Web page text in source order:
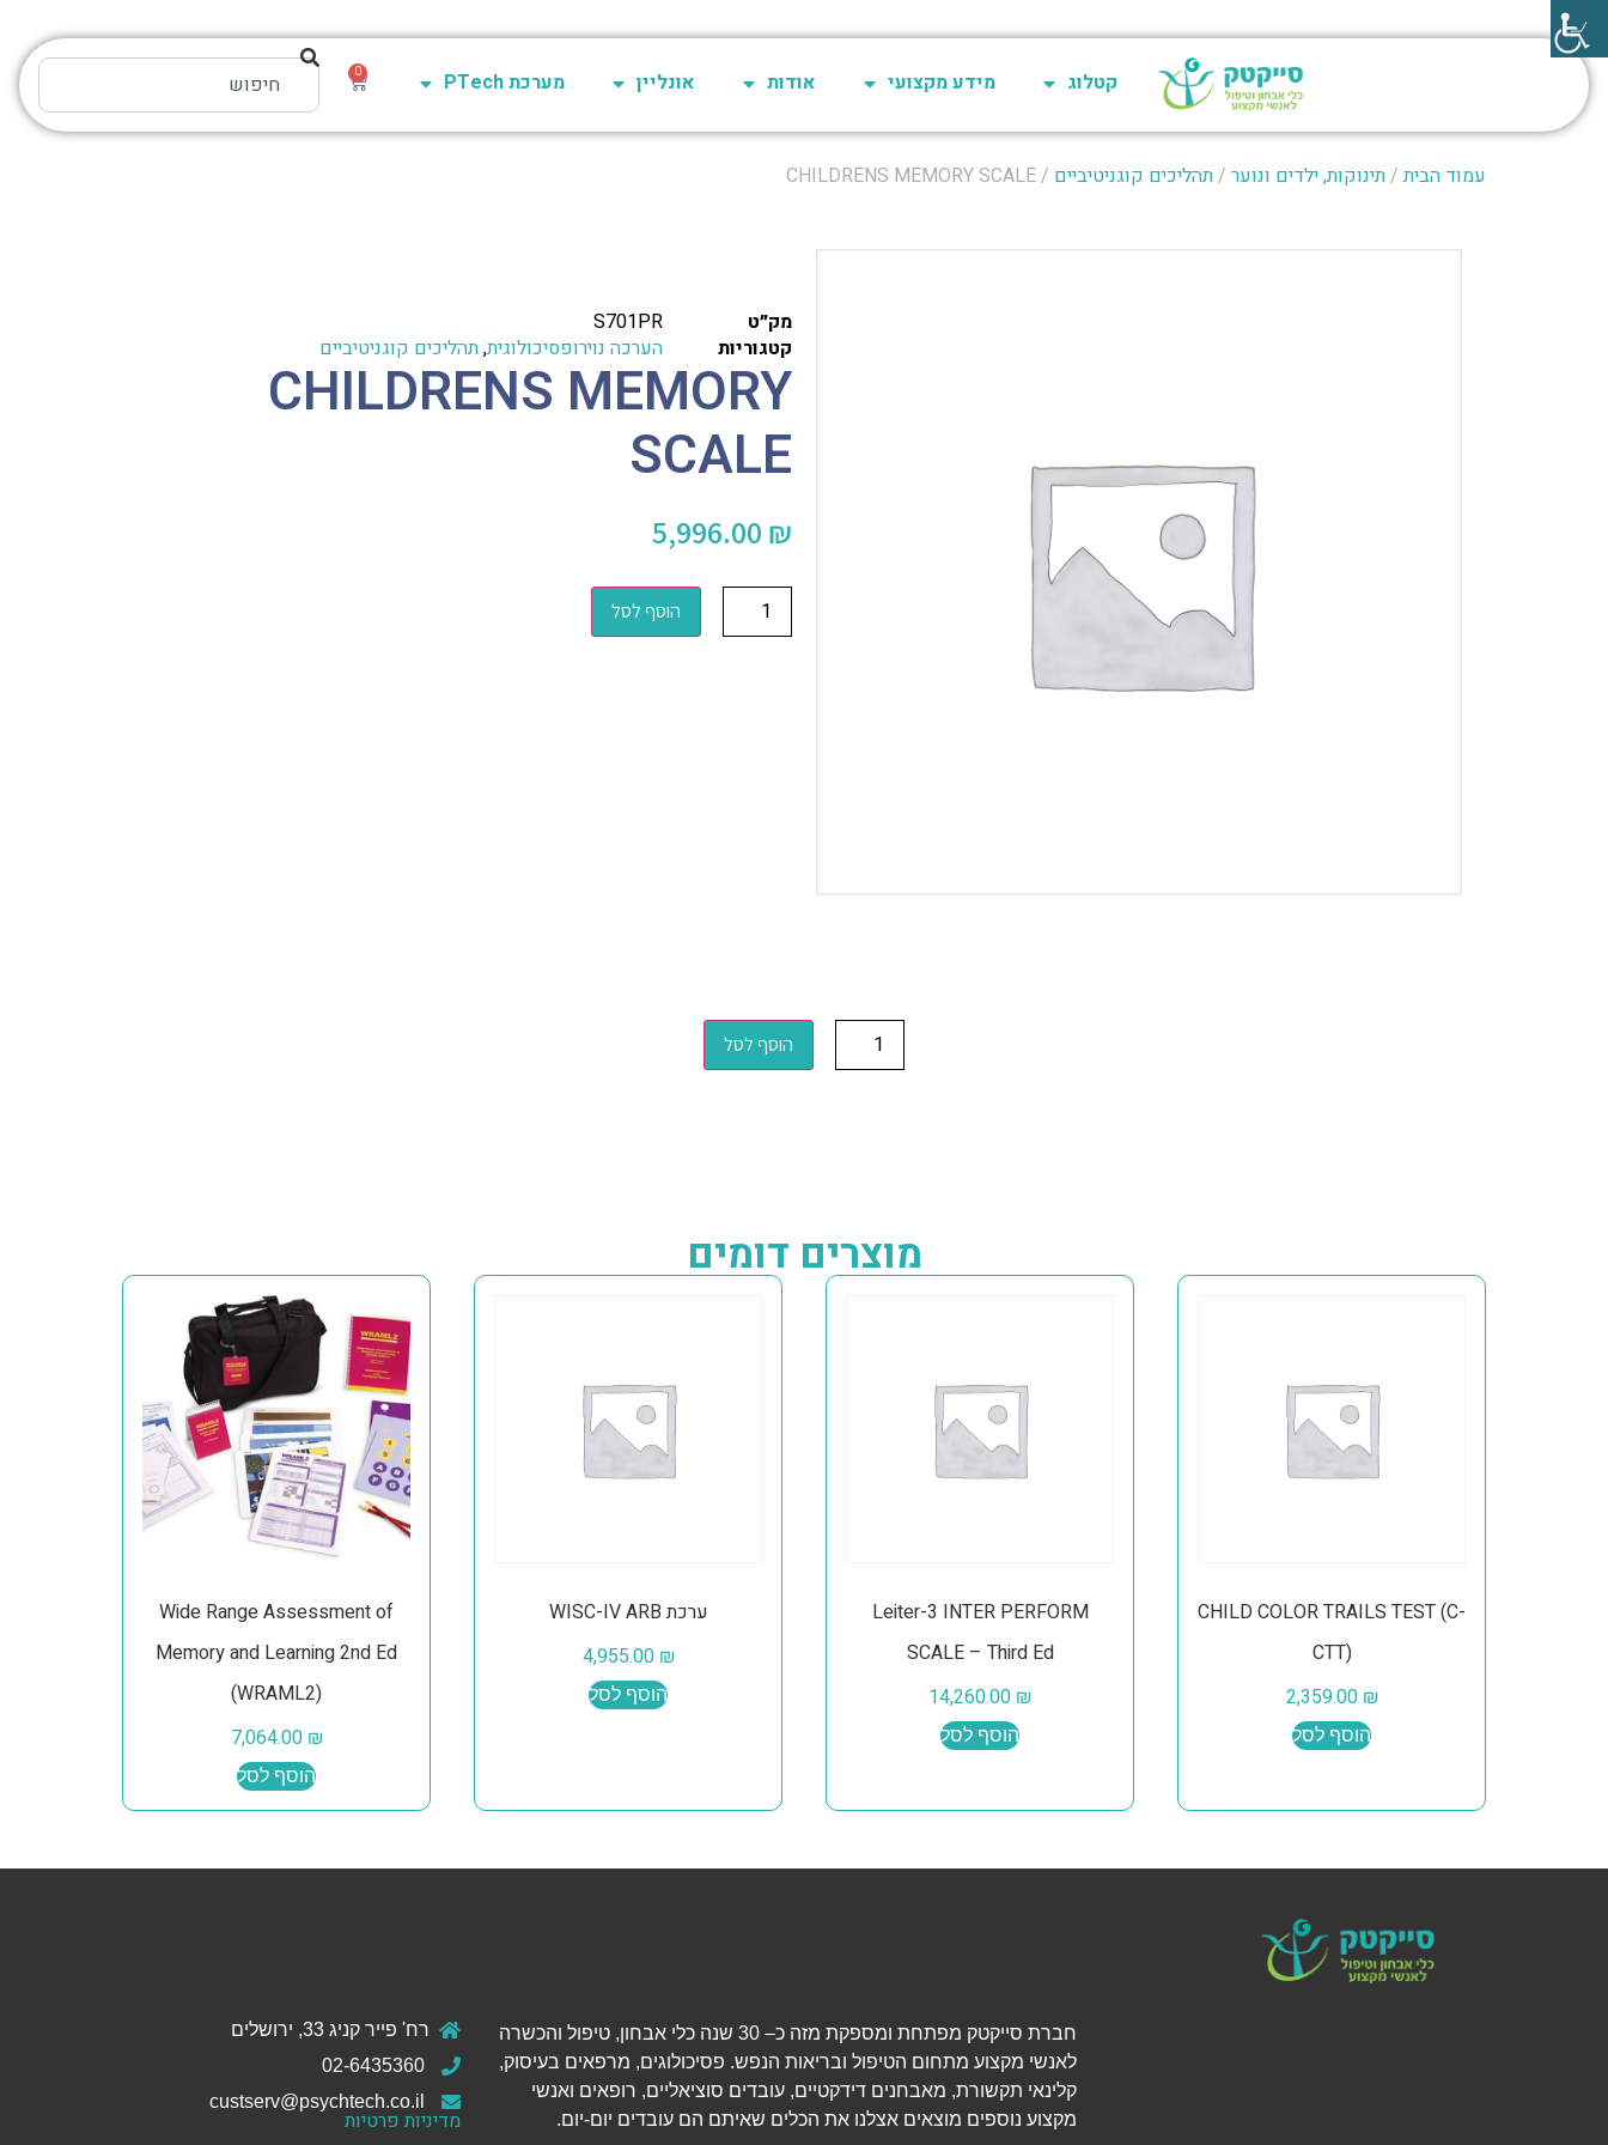
0 קטלוג מידע מקצועי אודות אונליין מערכת PTech
עמוד הבית/תינוקות, ילדים ונוער /תהליכים קוגניטיביים / CHILDRENS MEMORY SCALE
מק״ט
S701PR
קטגוריות
הערכה נוירופסיכולוגית,תהליכים קוגניטיביים
CHILDRENS MEMORY
SCALE
5,996.00 ₪
הוסף לסל
הוסף לסל
מוצרים דומים
CHILD COLOR TRAILS TEST (C-
CTT)
2,359.00 ₪
הוסף לסל
Leiter-3 INTER PERFORM
SCALE – Third Ed
14,260.00 ₪
הוסף לסל
ערכת WISC-IV ARB
4,955.00 ₪
הוסף לסל
Wide Range Assessment of
Memory and Learning 2nd Ed
(WRAML2)
7,064.00 ₪
הוסף לסל
רח' פייר קניג 33, ירושלים
מדיניות פרטיות
חברת סייקטק מפתחת ומספקת מזה כ– 30 שנה כלי אבחון, טיפול והכשרה
לאנשי מקצוע מתחום הטיפול ובריאות הנפש. פסיכולוגים, מרפאים בעיסוק,
קלינאי תקשורת, מאבחנים דידקטיים, עובדים סוציאליים, רופאים ואנשי
מקצוע נוספים מוצאים אצלנו את הכלים שאיתם הם עובדים יום-יום.